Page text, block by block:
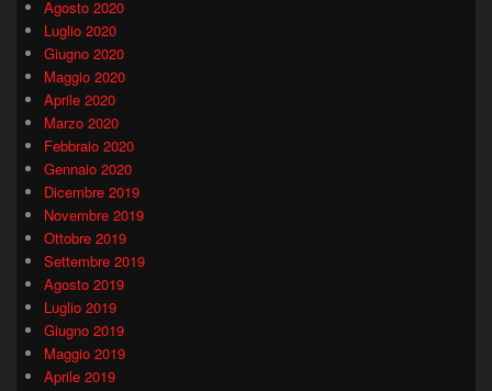
Agosto 2020
Luglio 2020
Giugno 2020
Maggio 2020
Aprile 2020
Marzo 2020
Febbraio 2020
Gennaio 2020
Dicembre 2019
Novembre 2019
Ottobre 2019
Settembre 2019
Agosto 2019
Luglio 2019
Giugno 2019
Maggio 2019
Aprile 2019